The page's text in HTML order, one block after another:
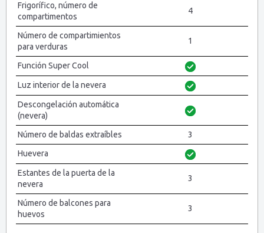
Frigorífico, número de
compartimentos
4
Número de compartimientos
para verduras
1
Función Super Cool
Luz interior de la nevera
Descongelación automática
(nevera)
Número de baldas extraíbles
3
Huevera
Estantes de la puerta de la
nevera
3
Número de balcones para
huevos
3